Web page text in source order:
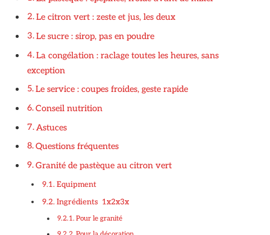
Le citron vert : zeste et jus, les deux
Le sucre : sirop, pas en poudre
La congélation : raclage toutes les heures, sans
exception
Le service : coupes froides, geste rapide
Conseil nutrition
Astuces
Questions fréquentes
Granité de pastèque au citron vert
Equipment
Ingrédients 1x2x3x
Pour le granité